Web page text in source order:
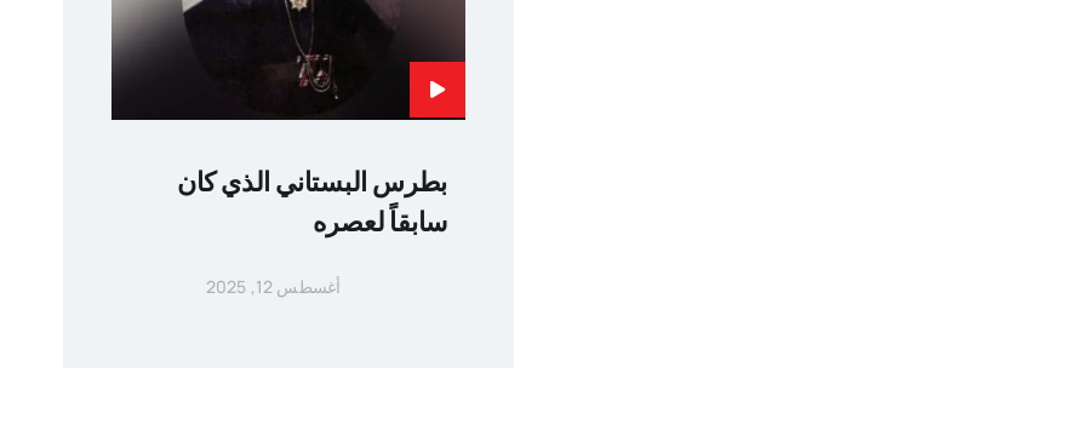
بطرس البستاني الذي كان
سابقاً لعصره
أغسطس 12, 2025